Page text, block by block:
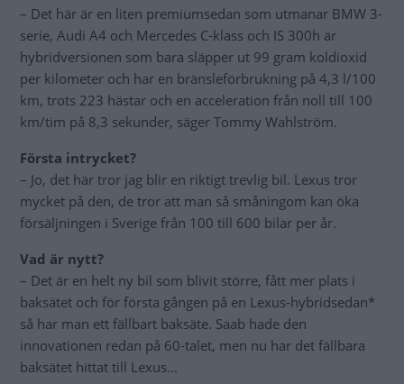
– Det här är en liten premiumsedan som utmanar BMW 3-
serie, Audi A4 och Mercedes C-klass och IS 300h är
hybridversionen som bara släpper ut 99 gram koldioxid
per kilometer och har en bränsleförbrukning på 4,3 l/100
km, trots 223 hästar och en acceleration från noll till 100
km/tim på 8,3 sekunder, säger Tommy Wahlström.
Första intrycket?
– Jo, det här tror jag blir en riktigt trevlig bil. Lexus tror
mycket på den, de tror att man så småningom kan öka
försäljningen i Sverige från 100 till 600 bilar per år.
Vad är nytt?
– Det är en helt ny bil som blivit större, fått mer plats i
baksätet och för första gången på en Lexus-hybridsedan*
så har man ett fällbart baksäte. Saab hade den
innovationen redan på 60-talet, men nu har det fällbara
baksätet hittat till Lexus...